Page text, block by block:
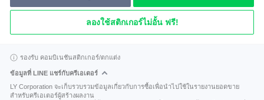
ลองใช้สติกเกอร์ไม่อั้น ฟรี!
รองรับ คอมบิเนชันสติกเกอร์/ตกแต่ง
ข้อมูลที่ LINE แชร์กับครีเอเตอร์
LY Corporation จะเก็บรวบรวมข้อมูลเกี่ยวกับการซื้อเพื่อนำไปใช้ในรายงานยอดขาย
สำหรับครีเอเตอร์ผู้สร้างผลงาน